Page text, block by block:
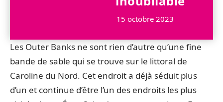
15 octobre 2023
Les Outer Banks ne sont rien d’autre qu’une fine
bande de sable qui se trouve sur le littoral de
Caroline du Nord. Cet endroit a déjà séduit plus
d’un et continue d’être l’un des endroits les plus